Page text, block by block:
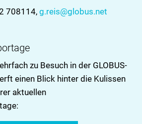
708114,g.reis@globus.net
zu Besuch in der GLOBUS-
einen Blick hinter die Kulissen
aktuellen